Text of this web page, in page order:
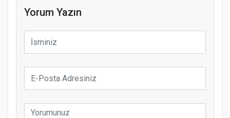
Yorum Yazın